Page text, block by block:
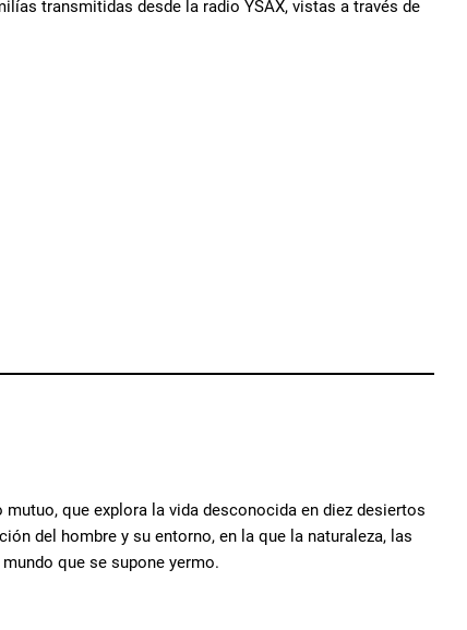
transmitidas desde la radio YSAX, vistas a través de
que explora la vida desconocida en diez desiertos
del hombre y su entorno, en la que la naturaleza, las
que se supone yermo.